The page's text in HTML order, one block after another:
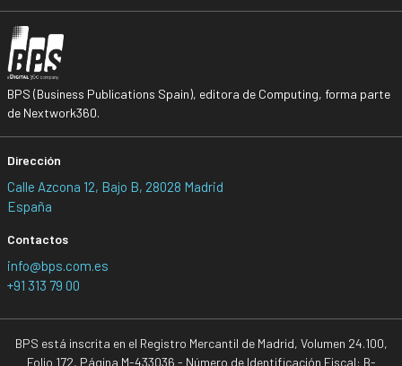
BPS (Business Publications Spain), editora de Computing, forma parte
de Nextwork360.
Dirección
Calle Azcona 12, Bajo B, 28028 Madrid
España
Contactos
info@bps.com.es
+91 313 79 00
BPS está inscrita en el Registro Mercantil de Madrid, Volumen 24.100,
Folio 172, Página M-433036 - Número de Identificación Fiscal: B-